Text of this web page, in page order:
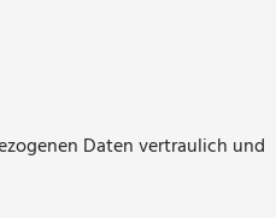
Daten vertraulich und